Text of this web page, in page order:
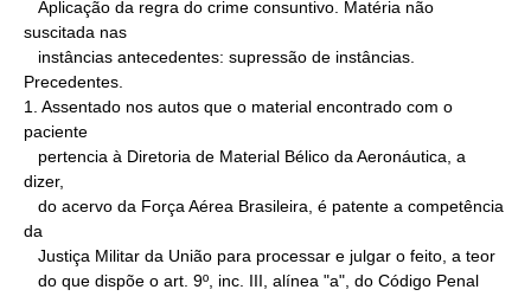
suscitada nas
Precedentes.
1. Assentado nos autos que o material encontrado com o
paciente
dizer,
da